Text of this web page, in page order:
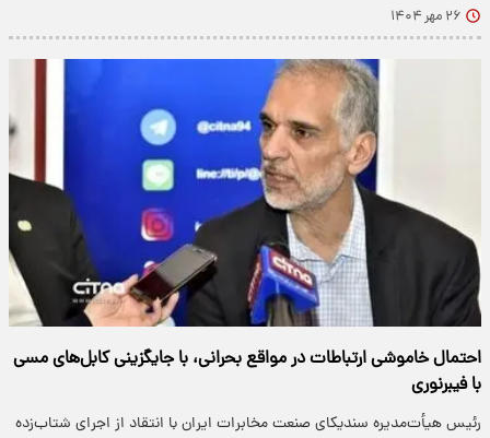
۲۶ مهر ۱۴۰۴
احتمال خاموشی ارتباطات در مواقع بحرانی، با جایگزینی کابل‌های مسی
با فیبرنوری
رئیس هیأت‌مدیره سندیکای صنعت مخابرات ایران با انتقاد از اجرای شتاب‌زده